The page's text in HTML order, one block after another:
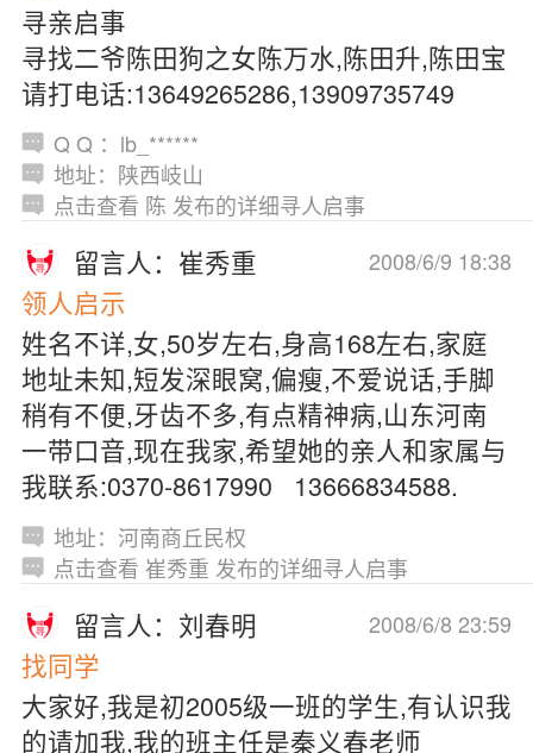
寻亲启事
寻找二爷陈田狗之女陈万水,陈田升,陈田宝
请打电话:13649265286,13909735749
Q Q ：lb_******
地址：陕西岐山
点击查看 陈 发布的详细寻人启事
2008/6/9 18:38
留言人：崔秀重
领人启示
姓名不详,女,50岁左右,身高168左右,家庭
地址未知,短发深眼窝,偏瘦,不爱说话,手脚
稍有不便,牙齿不多,有点精神病,山东河南
一带口音,现在我家,希望她的亲人和家属与
我联系:0370-8617990 13666834588.
地址：河南商丘民权
点击查看 崔秀重 发布的详细寻人启事
2008/6/8 23:59
留言人：刘春明
找同学
大家好,我是初2005级一班的学生,有认识我
的请加我,我的班主任是秦义春老师